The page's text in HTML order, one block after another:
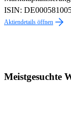
ISIN:
Aktiendetails öffnen
Meistgesuchte